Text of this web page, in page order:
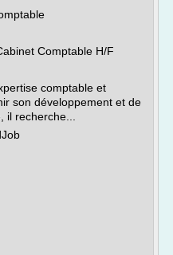
Comptable H/F
comptable et
son développement et de
recherche...